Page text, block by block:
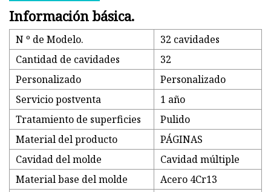
Información básica.
N º de Modelo.
32 cavidades
Cantidad de cavidades
32
Personalizado
Personalizado
Servicio postventa
1 año
Tratamiento de superficies
Pulido
Material del producto
PÁGINAS
Cavidad del molde
Cavidad múltiple
Material base del molde
Acero 4Cr13